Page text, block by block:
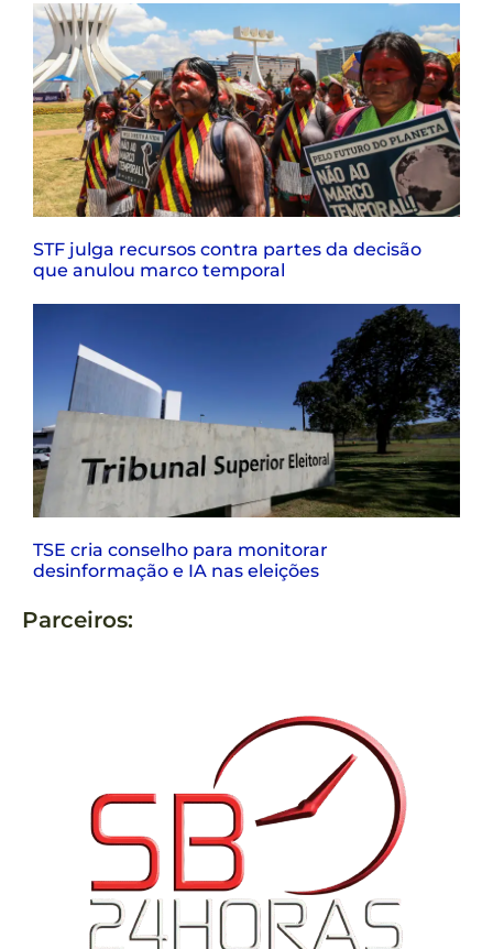
STF julga recursos contra partes da decisão
que anulou marco temporal
TSE cria conselho para monitorar
desinformação e IA nas eleições
Parceiros: